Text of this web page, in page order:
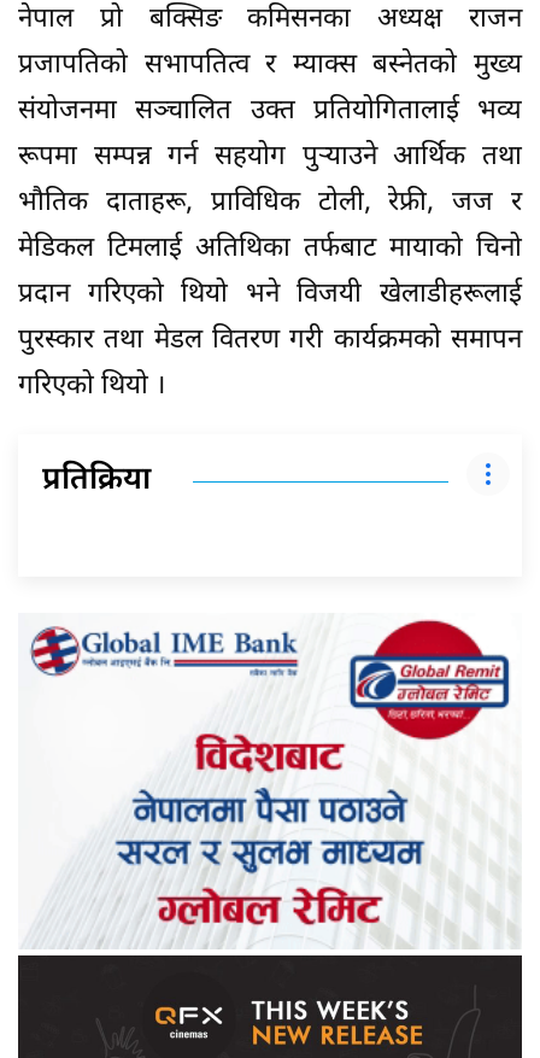
नेपाल प्रो बक्सिङ कमिसनका अध्यक्ष राजन
प्रजापतिको सभापतित्व र म्याक्स बस्नेतको मुख्य
संयोजनमा सञ्चालित उक्त प्रतियोगितालाई भव्य
रूपमा सम्पन्न गर्न सहयोग पुर्‍याउने आर्थिक तथा
भौतिक दाताहरू, प्राविधिक टोली, रेफ्री, जज र
मेडिकल टिमलाई अतिथिका तर्फबाट मायाको चिनो
प्रदान गरिएको थियो भने विजयी खेलाडीहरूलाई
पुरस्कार तथा मेडल वितरण गरी कार्यक्रमको समापन
गरिएको थियो ।
प्रतिक्रिया